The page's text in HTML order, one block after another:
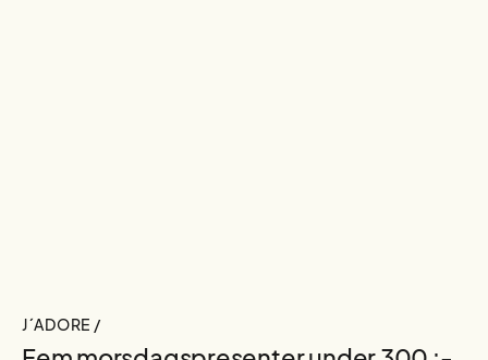
J´ADORE /